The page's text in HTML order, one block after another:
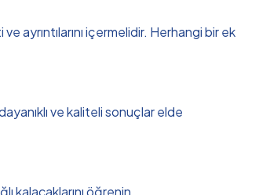
ayrıntılarını içermelidir. Herhangi bir ek
ve kaliteli sonuçlar elde
kalacaklarını öğrenin.